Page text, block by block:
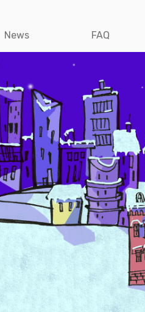
News FAQ